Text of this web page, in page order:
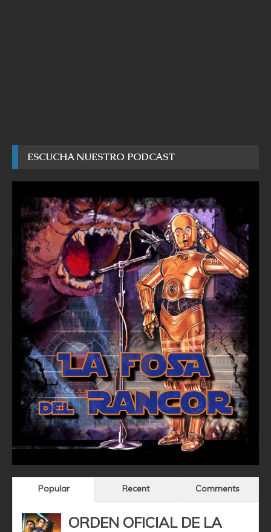
ESCUCHA NUESTRO PODCAST
Popular Recent Comments
ORDEN OFICIAL DE LA